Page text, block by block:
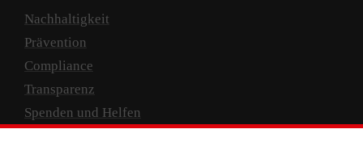
Nachhaltigkeit
Prävention
Compliance
Transparenz
Spenden und Helfen